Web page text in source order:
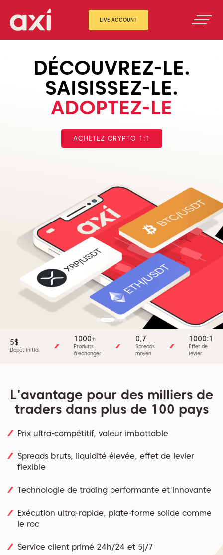
LIVE ACCOUNT
DÉCOUVREZ-LE.
SAISISSEZ-LE.
ADOPTEZ-LE
ACHETEZ CRYPTO 1:1
5$
Dépôt initial
1000+
Produits
à échanger
0,7
Spreads
moyen
1000:1
Effet de
levier
L'avantage pour des milliers de
traders dans plus de 100 pays
Prix ​​ultra-compétitif, valeur imbattable
Spreads bruts, liquidité élevée, effet de levier
flexible
Technologie de trading performante et innovante
Exécution ultra-rapide, plate-forme solide comme
le roc
Service client primé 24h/24 et 5j/7